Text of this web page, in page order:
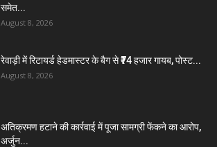
समेत...
August 8, 2026
रेवाड़ी में रिटायर्ड हेडमास्टर के बैग से ₹74 हजार गायब, पोस्ट...
August 8, 2026
अतिक्रमण हटाने की कार्रवाई में पूजा सामग्री फेंकने का आरोप,
अर्जुन...